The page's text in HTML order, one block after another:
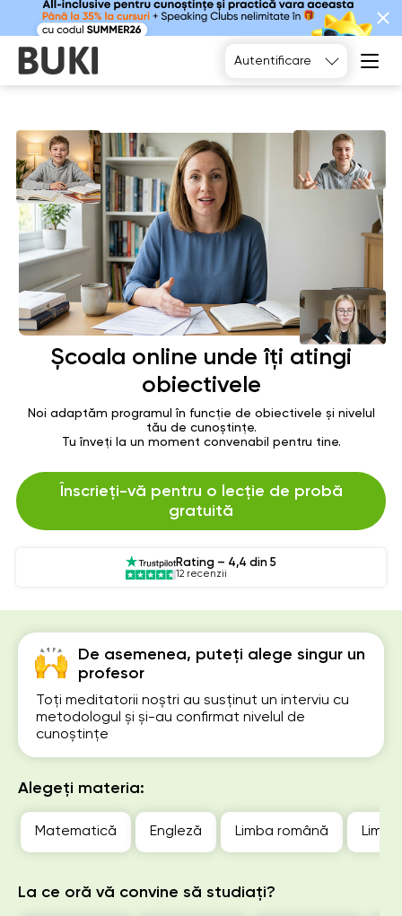
Autentificare
De asemenea, puteți alege singur un
profesor
Toți meditatorii noștri au susținut un interviu cu
metodologul și și-au confirmat nivelul de
cunoștințe
Alegeți materia:
Matematică Engleză Limba română
La ce oră vă convine să studiați?
Școala online unde îți atingi
obiectivele
Noi adaptăm programul în funcție de obiectivele și nivelul
tău de cunoștințe.
Tu înveți la un moment convenabil pentru tine.
Înscrieți-vă pentru o lecție de probă
gratuită
Rating – 4,4 din 5
12 recenzii
Alegeți